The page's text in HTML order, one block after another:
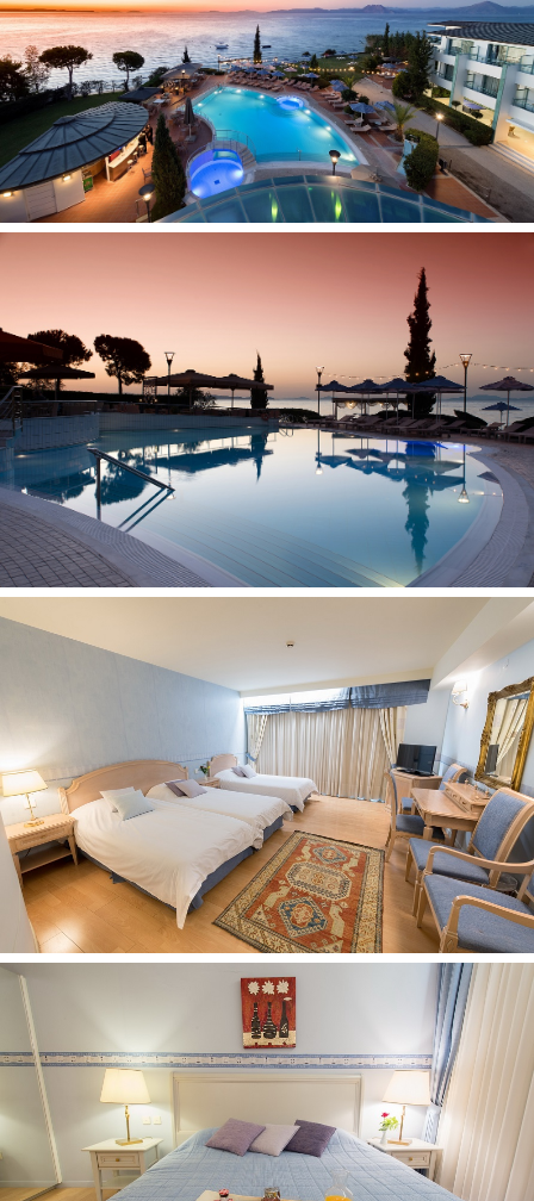
seifas numeryje, nemokamai (elektroninis)
mini baras 1 (pagal užklausimą.)
grindys: laminatas
balkonas
televizorius: palydovinė
internetas: Wi-Fi nemokamai
numerių tvarkymas: kasdien
vonios reikmenys
telefonas
aptarnavimas numeriuose: už papildomą mokestį (pagal
oro kondicionierius: centrinis (su individualiu valdymu,
nemokamai)
plaukų džiovintuvas: yra
vonia arba dušas
kavos/arbatos rinkinys ((Executive suite SV and Studio
tipo numeriuose))
rankšluosčių keitimas: kasdien
virdulys (pagal užklausimą, nemokamai)
Vaikams
skyrius vaikams pagrindiniame baseine
žaidimų aikštelė (danga - žolė, po atviru dangumi,
Viešbučio teritorijoje
interneto kavinė 0
belaidis internetas nemokamai
bagažo saugojimo kambarys
restoranai: 1
drabužių valymo paslaugos (pagal užklausimą, už
papildomą mokestį)
susitikimų kambarys (4 susirinkimų kambariai, 20-200
asm.)
skalbykla už papildomą mokestį (pagal užklausimą.)
gydytojo iškvietimas (už papildomą mokestį)
prie baseino: skėčiai, gultai - nemokamai
barai: 2 (baras fojė, baras prie baseino)
baseinai: 1 (atviras su gėlu vandeniu ir su sūkurine vonia)